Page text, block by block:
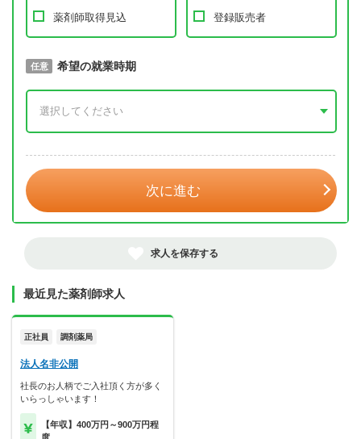
薬剤師取得見込 登録販売者
必須 取得予定年
任意 希望の就業時期
次に進む
求人を保存する
最近見た薬剤師求人
正社員 調剤薬局
法人名非公開
社長のお人柄でご入社頂く方が多く
いらっしゃいます！
【年収】400万円～900万円程